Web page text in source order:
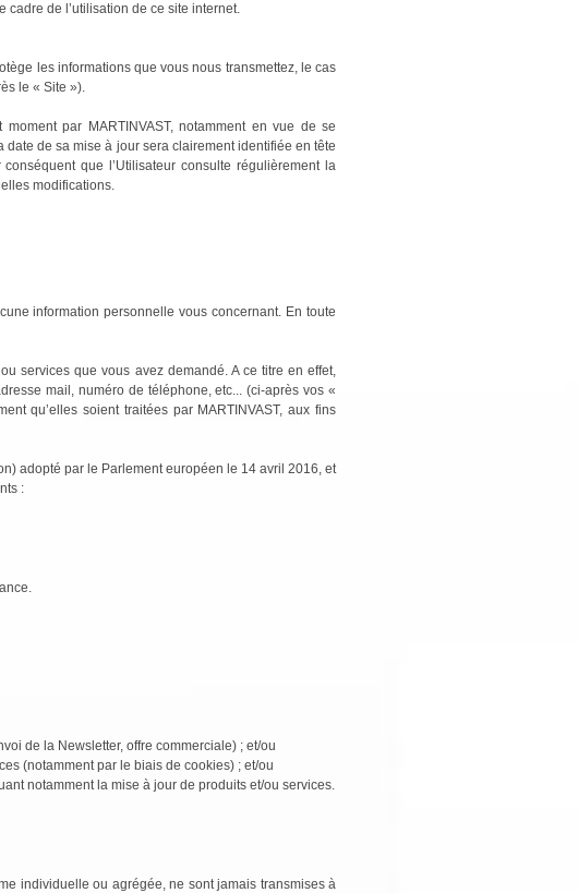
de l’utilisation de ce site internet.
les informations que vous nous transmettez, le cas
le « Site »).
par MARTINVAST, notamment en vue de se
de sa mise à jour sera clairement identifiée en tête
que l’Utilisateur consulte régulièrement la
modifications.
information personnelle vous concernant. En toute
services que vous avez demandé. A ce titre en effet,
mail, numéro de téléphone, etc... (ci-après vos «
qu’elles soient traitées par MARTINVAST, aux fins
adopté par le Parlement européen le 14 avril 2016, et
:
de la Newsletter, offre commerciale) ; et/ou
(notamment par le biais de cookies) ; et/ou
notamment la mise à jour de produits et/ou services.
individuelle ou agrégée, ne sont jamais transmises à